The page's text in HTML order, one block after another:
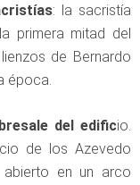
: la sacristía
primera mitad del
de Bernardo
época.
del edificio.
de los Azevedo
abierto en un arco